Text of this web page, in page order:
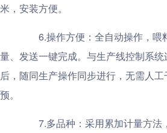
米，安装方便。
6.操作方便：全自动操作，喂
量、发送一键完成。与生产线控制系统
后，随同生产操作同步进行，无需人工
预。
7.多品种：采用累加计量方法